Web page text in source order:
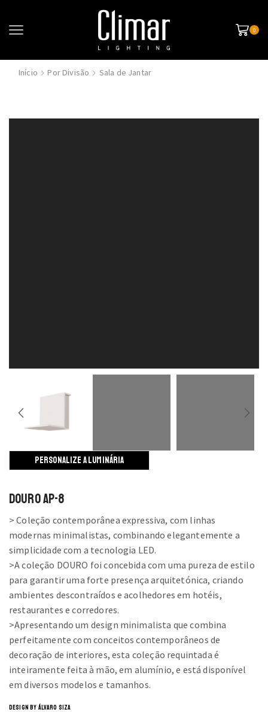
0
Início Por Divisão Sala de Jantar
PERSONALIZE A LUMINÁRIA
Douro AP-8
> Coleção contemporânea expressiva, com linhas
modernas minimalistas, combinando elegantemente a
simplicidade com a tecnologia LED.
>A coleção DOURO foi concebida com uma pureza de estilo
para garantir uma forte presença arquitetónica, criando
ambientes descontraídos e acolhedores em hotéis,
restaurantes e corredores.
>Apresentando um design minimalista que combina
perfeitamente com conceitos contemporâneos de
decoração de interiores, esta coleção requintada é
inteiramente feita à mão, em alumínio, e está disponível
em diversos modelos e tamanhos.
DESIGN BY ÁLVARO SIZA